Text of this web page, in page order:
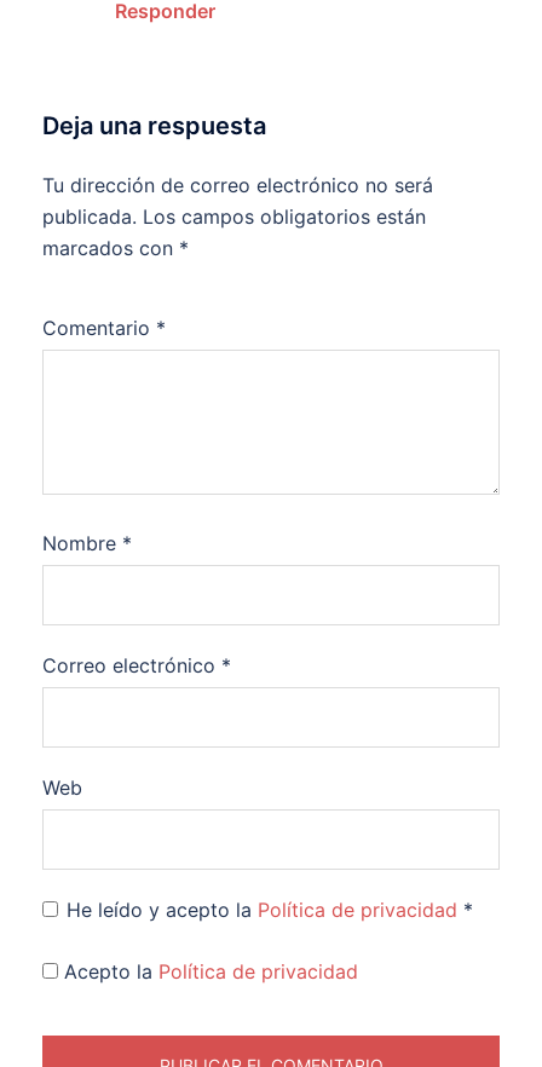
Responder
Deja una respuesta
Tu dirección de correo electrónico no será
publicada. Los campos obligatorios están
marcados con *
Comentario *
Nombre *
Correo electrónico *
Web
He leído y acepto la Política de privacidad *
Acepto la Política de privacidad